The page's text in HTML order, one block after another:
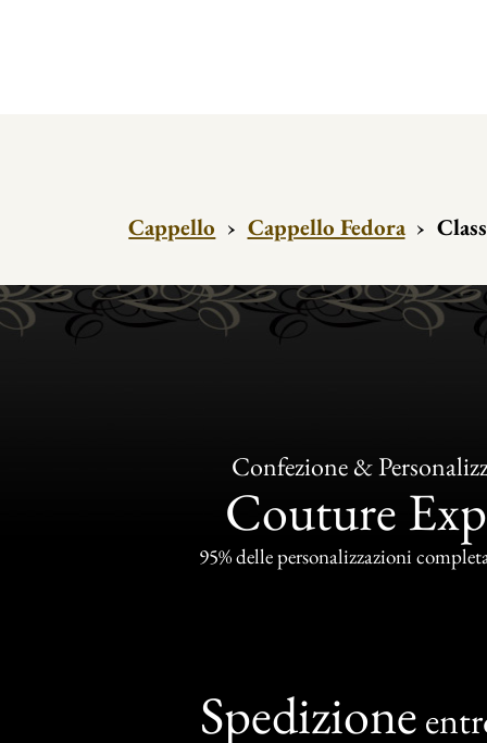
Cappello › Cappello Fedora ›
Confezione &
Couture
95% delle personalizzazioni
Spedizione